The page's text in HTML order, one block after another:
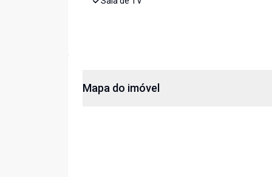
Mapa do imóvel